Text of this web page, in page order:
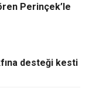
Perinçek’le
desteği kesti